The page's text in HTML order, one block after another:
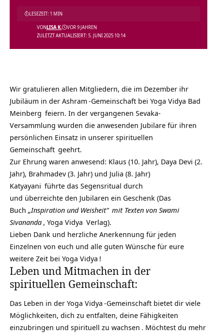
ZULETZT AKTUALISIERT: 5. JUNI 2025 10:14
VONLISA K. VOR 9 JAHREN
LESEZEIT: 1 MIN
Wir gratulieren allen Mitgliedern, die im Dezember ihr
Jubiläum in der Ashram -Gemeinschaft bei Yoga Vidya Bad
Meinberg feiern. In der vergangenen Sevaka-
Versammlung wurden die anwesenden Jubilare für ihren
persönlichen Einsatz in unserer spirituellen
Gemeinschaft geehrt.
Zur Ehrung waren anwesend: Klaus (10. Jahr), Daya Devi (2.
Jahr), Brahmadev (3. Jahr) und Julia (8. Jahr)
Katyayani führte das Segensritual durch
und überreichte den Jubilaren ein Geschenk (Das
Buch „Inspiration und Weisheit“ mit Texten von Swami
Sivananda , Yoga Vidya Verlag).
Lieben Dank und herzliche Anerkennung für jeden
Einzelnen von euch und alle guten Wünsche für eure
weitere Zeit bei Yoga Vidya !
Leben und Mitmachen in der
spirituellen Gemeinschaft:
Das Leben in der Yoga Vidya -Gemeinschaft bietet dir viele
Möglichkeiten, dich zu entfalten, deine Fähigkeiten
einzubringen und spirituell zu wachsen . Möchtest du mehr